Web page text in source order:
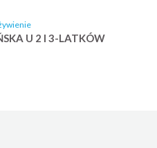
U 2 I 3-LATKÓW